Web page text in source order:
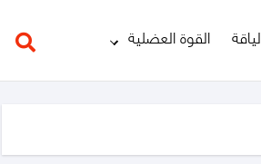
لياقة القوة العضلية